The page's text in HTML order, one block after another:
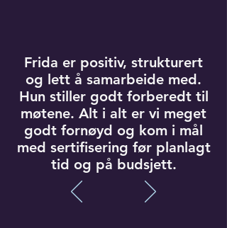
Frida er positiv, strukturert
og lett å samarbeide med.
Hun stiller godt forberedt til
møtene. Alt i alt er vi meget
godt fornøyd og kom i mål
med sertifisering før planlagt
tid og på budsjett.